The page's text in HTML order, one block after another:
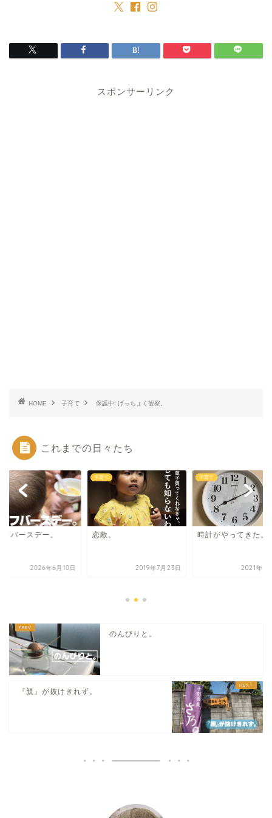
スポンサーリンク
HOME 子育て 保護中: げっちょく観察。
これまでの日々たち
フバースデー。
2026年6月10日
子育て
恋敵。
2019年7月23日
子育て
時計がやってきた。
2021年10
のんびりと。
『親』が抜けきれず。